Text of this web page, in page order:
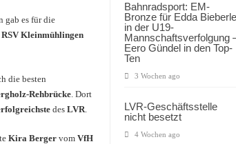
Bahnradsport: EM-
Bronze für Edda Bieberle
in der U19-
Mannschaftsverfolgung
Eero Gündel in den Top-
Ten
3 Wochen ago
LVR-Geschäftsstelle
nicht besetzt
4 Wochen ago
gab es für die
RSV Kleinmühlingen
die besten
Rehbrücke. Dort
des LVR.
Kira Bergervom VfH